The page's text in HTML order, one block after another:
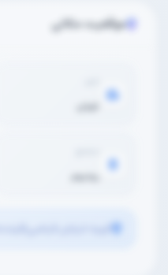
موقعیت مکانی
تهران
رودیوم
الهیه خیابان فیاضی(فرشته)